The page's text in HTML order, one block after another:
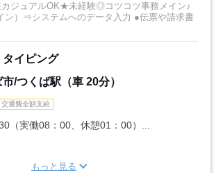
カジュアルOK★未経験◎コツコツ事務メイン♪
ン）⇒システムへのデータ入力 ●伝票や請求書
タイピング
/つくば駅（車 20分）
交通費全額支給
（実働08：00、休憩01：00）...
もっと見る